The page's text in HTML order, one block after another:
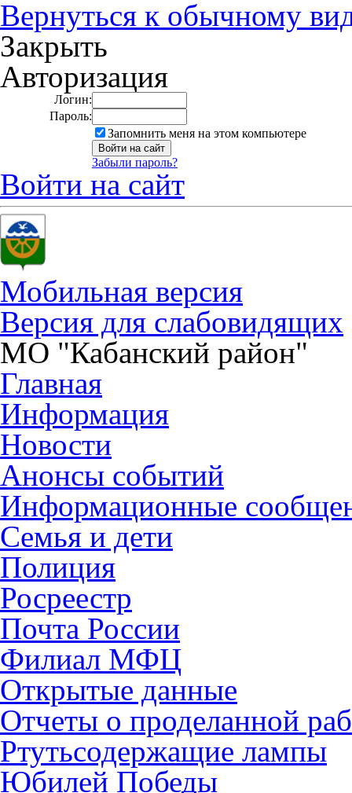
Вернуться к обычному
Закрыть
Авторизация
Логин:
Пароль:
Запомнить меня на этом компьютере
Забыли пароль?
Войти на сайт
Мобильная версия
Версия для слабовидящих
МО "Кабанский район"
Главная
Информация
Новости
Анонсы событий
Информационные
Семья и дети
Полиция
Росреестр
Почта России
Филиал МФЦ
Открытые данные
Отчеты о проделанной
Ртутьсодержащие лампы
Юбилей Победы